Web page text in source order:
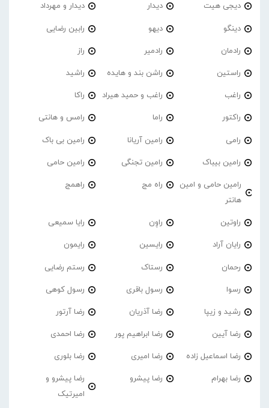
دیجی هیت دیدار دیدار و مهرداد
دینگو دیهو رابین رضایی
رادمان رادمیر راز
راستین راشن بند و هایده راشید
راغب راغب و حمید هیراد راکا
راکتور راما رامس و هانتی
رامی رامین آریانا رامین بی باک
رامین بیباک رامین تجنگی رامین حامی
رامین حامی و امین
هانتر
راه مج راهمج
راوتین راوِن رایا سمیعی
رایان آراد رایسین رایمون
رحمان رستاک رستم رضایی
رسوا رسول باقری رسول کوهی
رشید و زیپا رضا آذریان رضا آرتور
رضا آیین رضا ابراهیم پور رضا احمدی
رضا اسماعیل زاده رضا امیری رضا بلوری
رضا بهرام رضا پیشرو
رضا پیشرو و
امیرتیک